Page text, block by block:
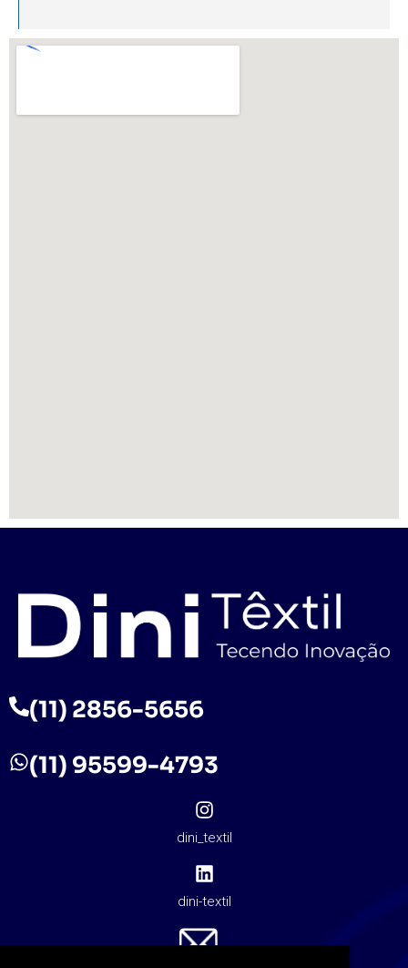
(11) 2856-5656
(11) 95599-4793
dini_textil
dini-textil